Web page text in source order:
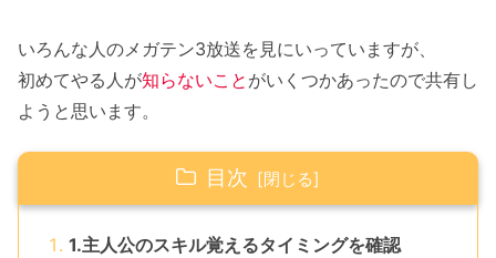
いろんな人のメガテン3放送を見にいっていますが、
初めてやる人が知らないこと がいくつかあったので共有し
ようと思います。
目次
1.主人公のスキル覚えるタイミングを確認